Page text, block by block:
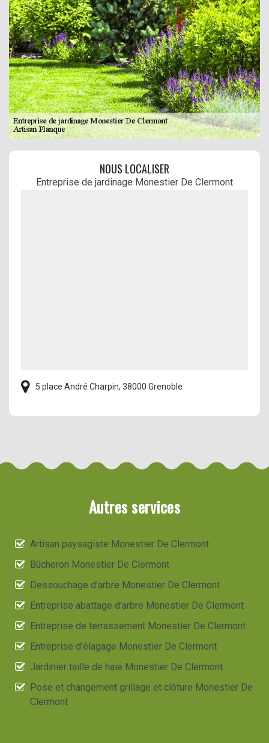
NOUS LOCALISER
Entreprise de jardinage Monestier De Clermont
5 place André Charpin, 38000 Grenoble
Autres services
Artisan paysagiste Monestier De Clermont
Bûcheron Monestier De Clermont
Dessouchage d'arbre Monestier De Clermont
Entreprise abattage d'arbre Monestier De Clermont
Entreprise de terrassement Monestier De Clermont
Entreprise d'élagage Monestier De Clermont
Jardinier taille de haie Monestier De Clermont
Pose et changement grillage et clôture Monestier De
Clermont